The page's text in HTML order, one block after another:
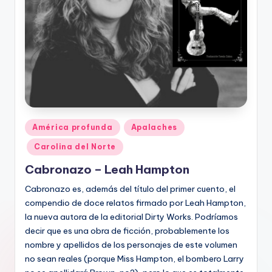
Publicado
en
América profunda Apalaches
Carolina del Norte
Cabronazo – Leah Hampton
Cabronazo es, además del título del primer cuento, el
compendio de doce relatos firmado por Leah Hampton,
la nueva autora de la editorial Dirty Works. Podríamos
decir que es una obra de ficción, probablemente los
nombre y apellidos de los personajes de este volumen
no sean reales (porque Miss Hampton, el bombero Larry